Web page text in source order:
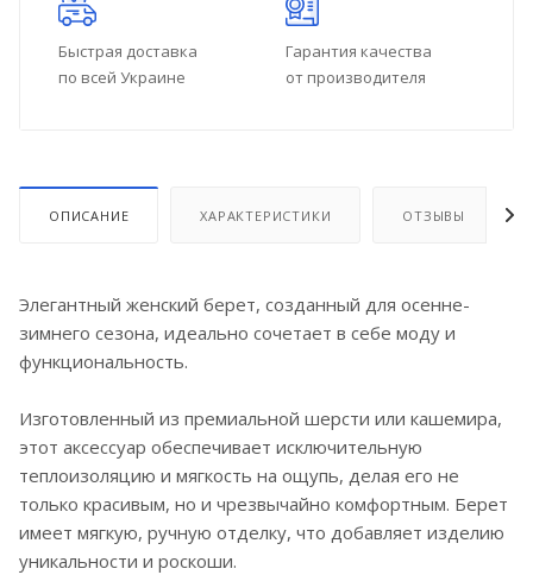
Быстрая доставка
по всей Украине
Гарантия качества
от производителя
ОПИСАНИЕ ХАРАКТЕРИСТИКИ ОТЗЫВЫ
Элегантный женский берет, созданный для осенне-
зимнего сезона, идеально сочетает в себе моду и
функциональность.
Изготовленный из премиальной шерсти или кашемира,
этот аксессуар обеспечивает исключительную
теплоизоляцию и мягкость на ощупь, делая его не
только красивым, но и чрезвычайно комфортным. Берет
имеет мягкую, ручную отделку, что добавляет изделию
уникальности и роскоши.